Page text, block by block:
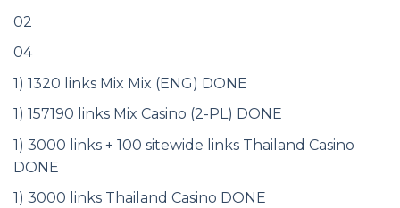
02
04
1) 1320 links Mix Mix (ENG) DONE
1) 157190 links Mix Casino (2-PL) DONE
1) 3000 links + 100 sitewide links Thailand Casino
DONE
1) 3000 links Thailand Casino DONE